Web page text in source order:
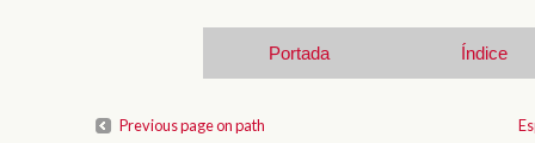
Portada Índice
Previous page on path